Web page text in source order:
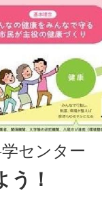
センター
う！